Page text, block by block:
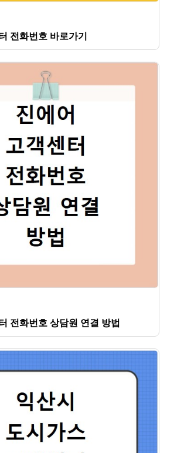
전화번호 바로가기
전화번호 상담원 연결 방법